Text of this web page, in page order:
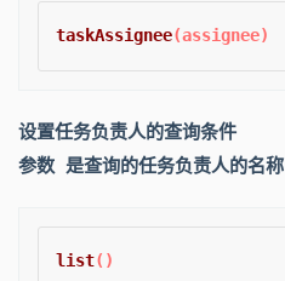
taskAssignee(assignee)
设置任务负责人的查询条件
参数 是查询的任务负责人的名称
list()